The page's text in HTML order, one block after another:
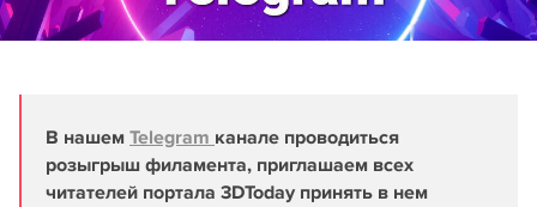
В нашем Telegram канале проводиться
розыгрыш филамента, приглашаем всех
читателей портала 3DToday принять в нем